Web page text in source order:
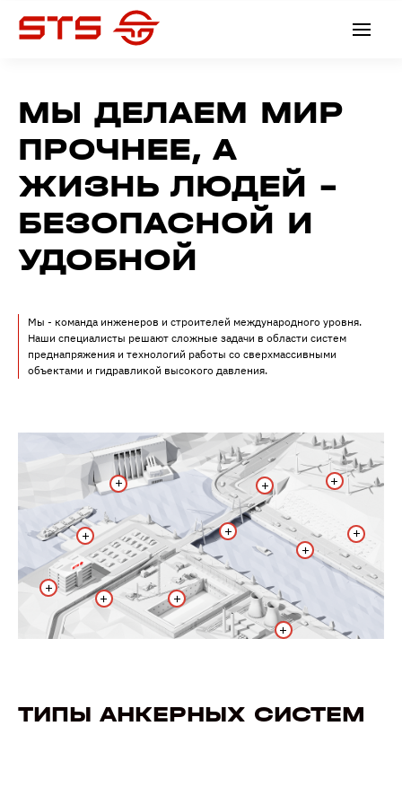
МЫ ДЕЛАЕМ МИР
ПРОЧНЕЕ, А
ЖИЗНЬ ЛЮДЕЙ -
БЕЗОПАСНОЙ И
УДОБНОЙ
Мы - команда инженеров и строителей международного уровня.
Наши специалисты решают сложные задачи в области систем
преднапряжения и технологий работы со сверхмассивными
объектами и гидравликой высокого давления.
+
+
+
+
+
+
+
+
+
+
+
ТИПЫ АНКЕРНЫХ СИСТЕМ